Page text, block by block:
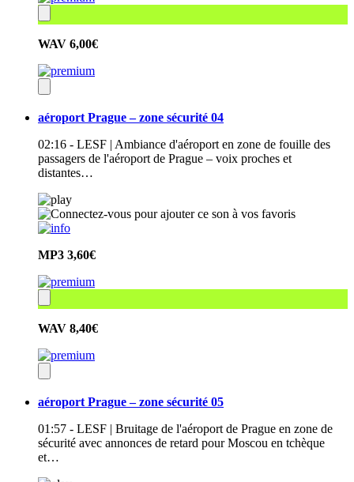
WAV 6,00€
aéroport Prague – zone sécurité 04
02:16 - LESF | Ambiance d'aéroport en zone de fouille des
passagers de l'aéroport de Prague – voix proches et
distantes…
MP3 3,60€
WAV 8,40€
aéroport Prague – zone sécurité 05
01:57 - LESF | Bruitage de l'aéroport de Prague en zone de
sécurité avec annonces de retard pour Moscou en tchèque
et…